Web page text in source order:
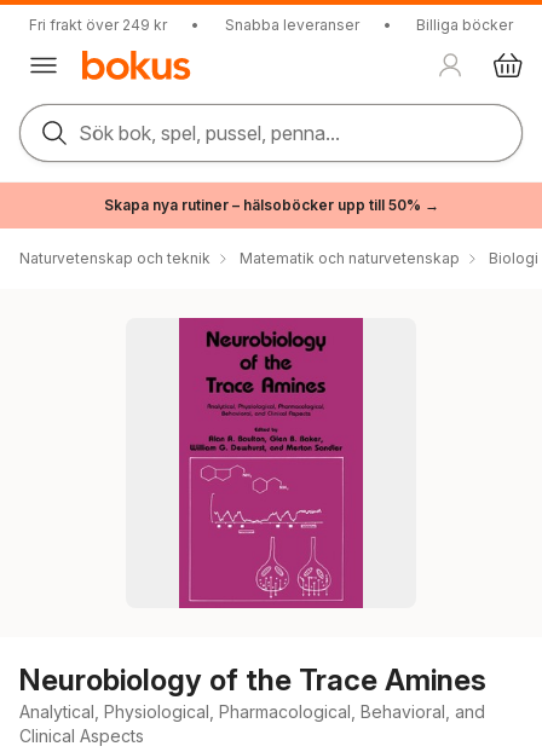
Fri frakt över 249 kr • Snabba leveranser • Billiga böcker
Sök bok, spel, pussel, penna...
Skapa nya rutiner – hälsoböcker upp till 50% →
Naturvetenskap och teknik Matematik och naturvetenskap Biologi
Neurobiology of the Trace Amines
Analytical, Physiological, Pharmacological, Behavioral, and
Clinical Aspects